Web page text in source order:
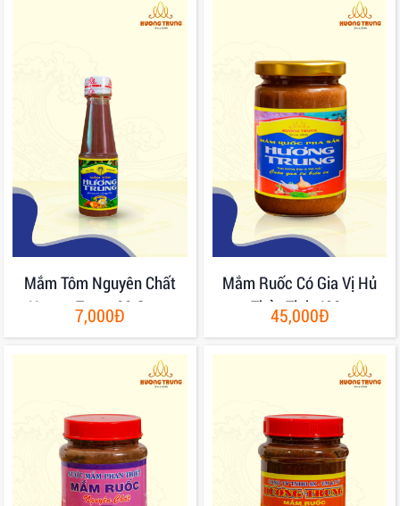
Mắm Tôm Nguyên Chất
Hương Trung 80 Gram
7,000Đ
Mắm Ruốc Có Gia Vị Hủ
Thủy Tinh 400g
45,000Đ